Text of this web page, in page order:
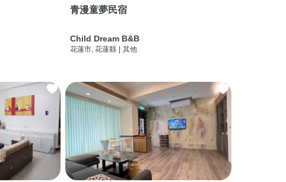
青漫童夢民宿
Child Dream B&B
花蓮市, 花蓮縣 | 其他